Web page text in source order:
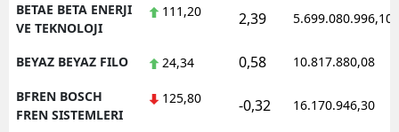
BETAE BETA ENERJI
VE TEKNOLOJI
111,20 2,39 5.699.080.996,10
BEYAZ BEYAZ FILO 24,34 0,58 10.817.880,08
BFREN BOSCH
FREN SISTEMLERI
125,80 -0,32 16.170.946,30